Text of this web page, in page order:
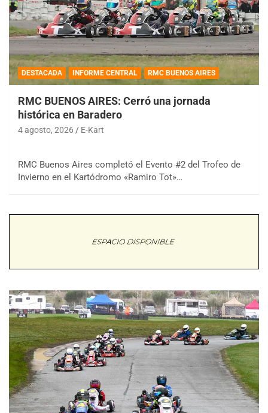
DESTACADA INFORME CENTRAL RMC BUENOS AIRES
RMC BUENOS AIRES: Cerró una jornada
histórica en Baradero
4 agosto, 2026 E-Kart
RMC Buenos Aires completó el Evento #2 del Trofeo de
Invierno en el Kartódromo «Ramiro Tot»…